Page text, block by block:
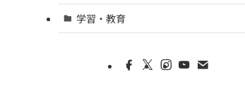
学習・教育